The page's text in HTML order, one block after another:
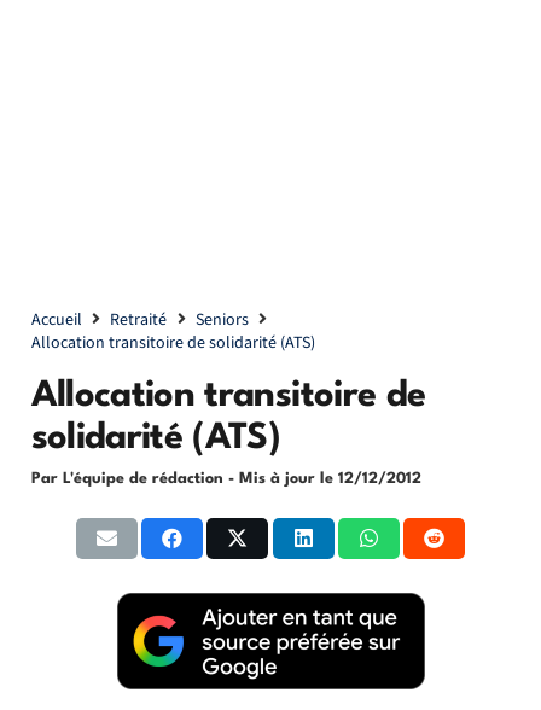
Accueil Retraité
Seniors
Allocation transitoire de solidarité (ATS)
Allocation transitoire de
solidarité (ATS)
Par L'équipe de rédaction - Mis à jour le 12/12/2012